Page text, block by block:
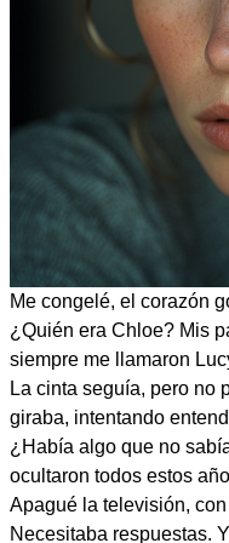
Me congelé, el corazón
¿Quién era Chloe? Mis
siempre me llamaron
La cinta seguía, pero no
giraba, intentando
¿Había algo que no
ocultaron todos estos
Apagué la televisión,
Necesitaba respuestas.